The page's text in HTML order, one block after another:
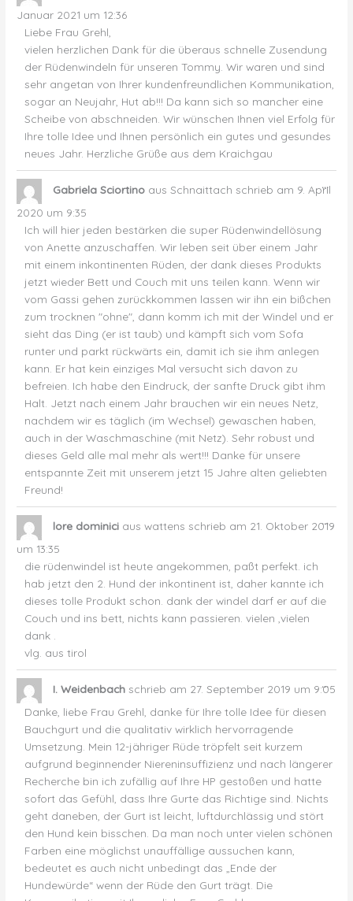
Januar 2021 um 12:36
Liebe Frau Grehl,
vielen herzlichen Dank für die überaus schnelle Zusendung
der Rüdenwindeln für unseren Tommy. Wir waren und sind
sehr angetan von Ihrer kundenfreundlichen Kommunikation,
sogar an Neujahr, Hut ab!!! Da kann sich so mancher eine
Scheibe von abschneiden. Wir wünschen Ihnen viel Erfolg für
Ihre tolle Idee und Ihnen persönlich ein gutes und gesundes
neues Jahr. Herzliche Grüße aus dem Kraichgau
Gabriela Sciortino aus Schnaittach schrieb am 9. April
2020 um 9:35
Ich will hier jeden bestärken die super Rüdenwindellösung
von Anette anzuschaffen. Wir leben seit über einem Jahr
mit einem inkontinenten Rüden, der dank dieses Produkts
jetzt wieder Bett und Couch mit uns teilen kann. Wenn wir
vom Gassi gehen zurückkommen lassen wir ihn ein bißchen
zum trocknen "ohne", dann komm ich mit der Windel und er
sieht das Ding (er ist taub) und kämpft sich vom Sofa
runter und parkt rückwärts ein, damit ich sie ihm anlegen
kann. Er hat kein einziges Mal versucht sich davon zu
befreien. Ich habe den Eindruck, der sanfte Druck gibt ihm
Halt. Jetzt nach einem Jahr brauchen wir ein neues Netz,
nachdem wir es täglich (im Wechsel) gewaschen haben,
auch in der Waschmaschine (mit Netz). Sehr robust und
dieses Geld alle mal mehr als wert!!! Danke für unsere
entspannte Zeit mit unserem jetzt 15 Jahre alten geliebten
Freund!
...
lore dominici aus wattens schrieb am 21. Oktober 2019
um 13:35
die rüdenwindel ist heute angekommen, paßt perfekt. ich
hab jetzt den 2. Hund der inkontinent ist, daher kannte ich
dieses tolle Produkt schon. dank der windel darf er auf die
Couch und ins bett, nichts kann passieren. vielen ,vielen
dank .
vlg. aus tirol
...
I. Weidenbachschrieb am 27. September 2019 um 9:05
Danke, liebe Frau Grehl, danke für Ihre tolle Idee für diesen
Bauchgurt und die qualitativ wirklich hervorragende
Umsetzung. Mein 12-jähriger Rüde tröpfelt seit kurzem
aufgrund beginnender Niereninsuffizienz und nach längerer
Recherche bin ich zufällig auf Ihre HP gestoßen und hatte
sofort das Gefühl, dass Ihre Gurte das Richtige sind. Nichts
geht daneben, der Gurt ist leicht, luftdurchlässig und stört
den Hund kein bisschen. Da man noch unter vielen schönen
Farben eine möglichst unauffällige aussuchen kann,
bedeutet es auch nicht unbedingt das „Ende der
Hundewürde“ wenn der Rüde den Gurt trägt. Die
...